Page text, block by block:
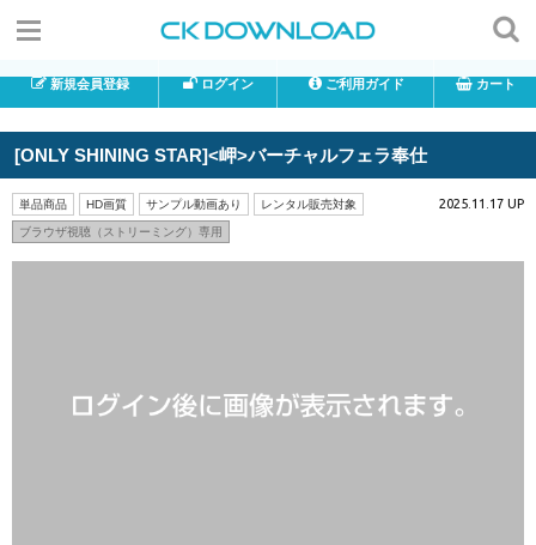
新規会員登録 ログイン ご利用ガイド カート
[ONLY SHINING STAR]<岬>バーチャルフェラ奉仕
単品商品 HD画質 サンプル動画あり レンタル販売対象
ブラウザ視聴（ストリーミング）専用
2025.11.17 UP